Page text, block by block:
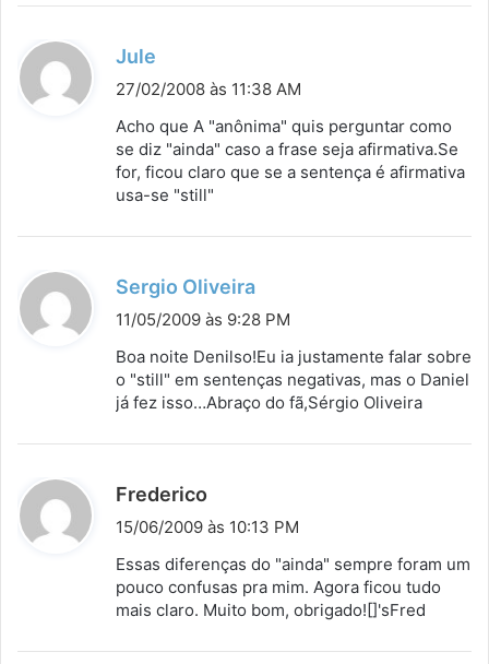
Jule
i
s
e
:
27/02/2008 às 11:38 AM
Acho que A "anônima" quis perguntar como
se diz "ainda" caso a frase seja afirmativa.Se
for, ficou claro que se a sentença é afirmativa
usa-se "still"
Sergio Oliveira
i
s
e
11/05/2009 às 9:28 PM
Boa noite Denilso!Eu ia justamente falar sobre
o "still" em sentenças negativas, mas o Daniel
já fez isso…Abraço do fã,Sérgio Oliveira
Frederico
i
s
e
15/06/2009 às 10:13 PM
Essas diferenças do "ainda" sempre foram um
pouco confusas pra mim. Agora ficou tudo
mais claro. Muito bom, obrigado![]'sFred